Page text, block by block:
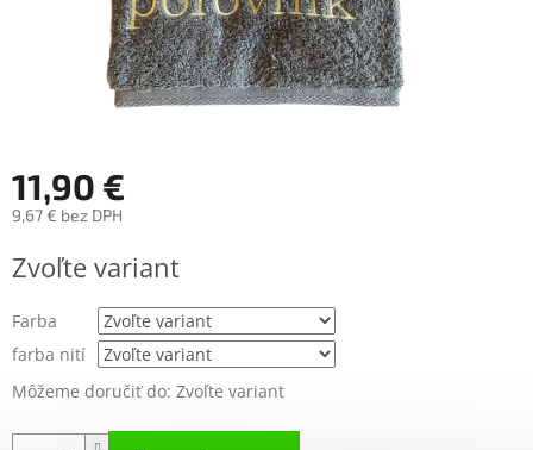
11,90 €
9,67 € bez DPH
cena:
Zvoľte variant
Farba
farba nití
Môžeme doručiť do: Zvoľte variant